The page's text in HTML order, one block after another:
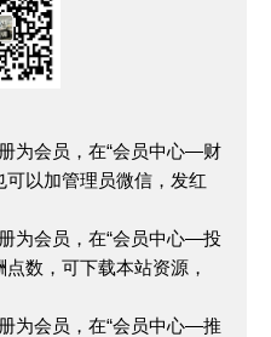
为会员，在“会员中心—财
以加管理员微信，发红
为会员，在“会员中心—投
数，可下载本站资源，
为会员，在“会员中心—推